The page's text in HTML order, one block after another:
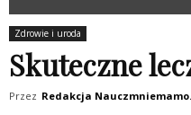
Zdrowie i uroda
Skuteczne
Przez Redakcja